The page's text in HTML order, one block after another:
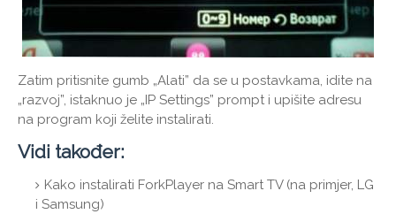
Zatim pritisnite gumb „Alati” da se u postavkama, idite na
„razvoj”, istaknuo je „IP Settings” prompt i upišite adresu
na program koji želite instalirati.
Vidi također:
Kako instalirati ForkPlayer na Smart TV (na primjer, LG
i Samsung)